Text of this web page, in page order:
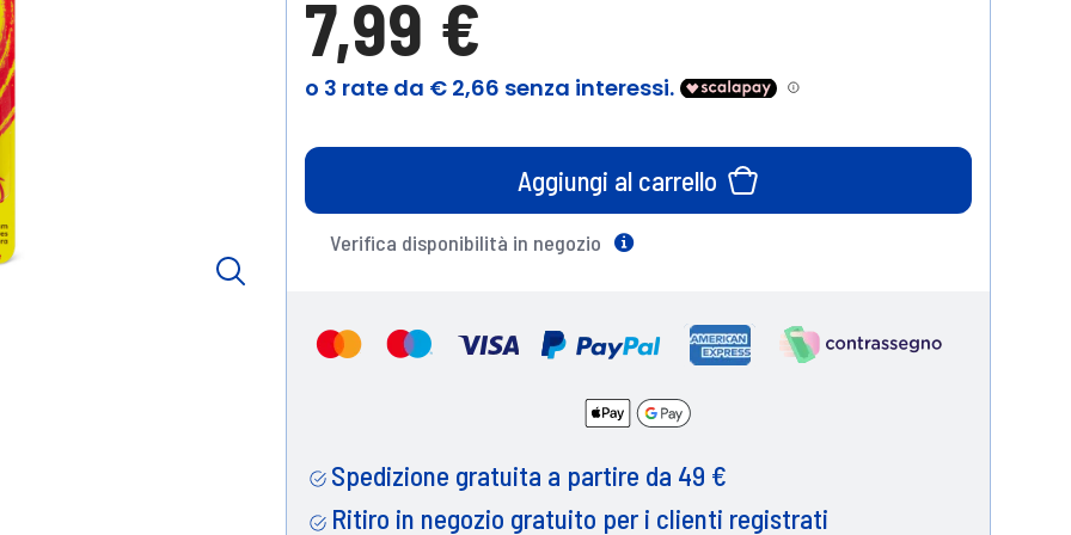
7,99 €
Aggiungi al carrello
Verifica disponibilità in negozio
Spedizione gratuita a partire da 49 €
Ritiro in negozio gratuito per i clienti registrati